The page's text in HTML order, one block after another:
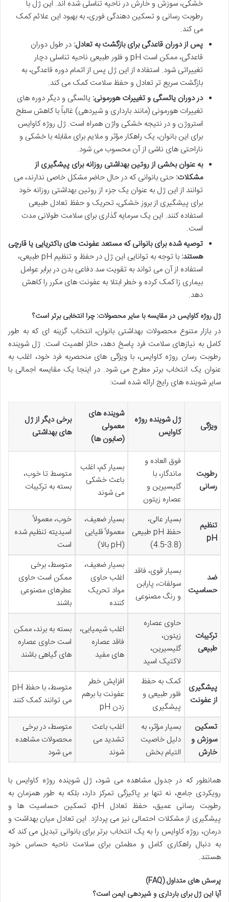
خشکی، سوزش و خارش در ناحیه تناسلی شده اند. این ژل با
رطوبت رسانی و تسکین دهندگی فوری، به بهبود این علائم کمک
می کند.
پس از دوران قاعدگی برای بازگشت به تعادل: در طول دوران
قاعدگی، ممکن است pH و فلور طبیعی ناحیه تناسلی دچار
تغییراتی شود. استفاده از این ژل پس از اتمام دوره قاعدگی، به
بازگشت سریع تر تعادل و حفظ سلامت کمک می کند.
در دوران یائسگی و تغییرات هورمونی: یائسگی و دیگر دوره های
تغییرات هورمونی (مانند بارداری و شیردهی) غالباً با کاهش سطح
استروژن و در نتیجه خشکی واژن همراه است. ژل روژه کاوایس
برای این بانوان، یک راهکار مؤثر و ملایم برای مقابله با خشکی و
ناراحتی های ناشی از آن محسوب می شود.
به عنوان بخشی از روتین بهداشتی روزانه برای پیشگیری از
مشکلات: حتی بانوانی که در حال حاضر مشکل خاصی ندارند، می
توانند از این ژل به عنوان یک جزء از روتین بهداشتی روزانه خود
برای پیشگیری از بروز خشکی، تحریک و حفظ تعادل طبیعی
استفاده کنند. این یک سرمایه گذاری برای سلامت طولانی مدت
است.
توصیه شده برای بانوانی که مستعد عفونت های باکتریایی یا قارچی
هستند:
با توجه به توانایی این ژل در حفظ و تنظیم pH طبیعی،
استفاده از آن می تواند به تقویت سد دفاعی بدن در برابر عوامل
بیماری زا کمک کرده و خطر ابتلا به عفونت های مکرر را کاهش
دهد.
ژل روژه کاوایس در مقایسه با سایر محصولات: چرا انتخابی برتر است؟
در بازار متنوع محصولات بهداشتی بانوان، انتخاب گزینه ای که به طور
کامل به نیازهای سلامت فرد پاسخ دهد، حائز اهمیت است. ژل شوینده
رطوبت رسان روژه کاوایس، با ویژگی های منحصربه فرد خود، اغلب به
عنوان یک انتخاب برتر مطرح می شود. در اینجا یک مقایسه اجمالی با
سایر شوینده های رایج ارائه شده است:
ویژگی
ژل شوینده روژه
کاوایس
شوینده های
معمولی
(صابون ها)
برخی دیگر از ژل
های بهداشتی
رطوبت
رسانی
فوق العاده و
ماندگار، با
گلیسیرین و
عصاره زیتون
بسیار کم، اغلب
باعث خشکی
می شوند
متوسط تا خوب،
بسته به ترکیبات
تنظیم
pH
بسیار عالی،
حفظ pH طبیعی
(3.8-4.5)
بسیار ضعیف،
معمولاً قلیایی
(pH بالا)
خوب، معمولاً
اسیدیته تنظیم شده
است
ضد
حساسیت
بسیار قوی، فاقد
سولفات، پارابن
و رنگ مصنوعی
بسیار ضعیف،
اغلب حاوی
مواد تحریک
کننده
متوسط، برخی
ممکن است حاوی
عطرهای مصنوعی
باشند
ترکیبات
طبیعی
حاوی عصاره
زیتون،
گلیسیرین،
لاکتیک اسید
اغلب شیمیایی،
فاقد عصاره
های مفید
بسته به برند، ممکن
است حاوی عصاره
های گیاهی باشند
پیشگیری
از عفونت
کمک به حفظ
فلور طبیعی و
پیشگیری
افزایش خطر
عفونت با برهم
زدن pH
متوسط، با حفظ pH
می توانند کمک کنند
تسکین
سوزش و
خارش
بسیار مؤثر، به
دلیل خاصیت
التیام بخش
اغلب باعث
تشدید می
شوند
متوسط، در برخی
محصولات مشاهده
می شود
همانطور که در جدول مشاهده می شود، ژل شوینده روژه کاوایس با
رویکردی جامع، نه تنها بر پاکیزگی تمرکز دارد، بلکه به طور همزمان به
رطوبت رسانی عمیق، حفظ تعادل pH، تسکین حساسیت ها و
پیشگیری از مشکلات احتمالی نیز می پردازد. این تعادل میان بهداشت و
درمان، روژه کاوایس را به یک انتخاب برتر برای بانوانی تبدیل می کند که
به دنبال راهکاری کامل و مطمئن برای سلامت ناحیه حساس خود
هستند.
پرسش های متداول (FAQ)
آیا این ژل برای بارداری و شیردهی ایمن است؟